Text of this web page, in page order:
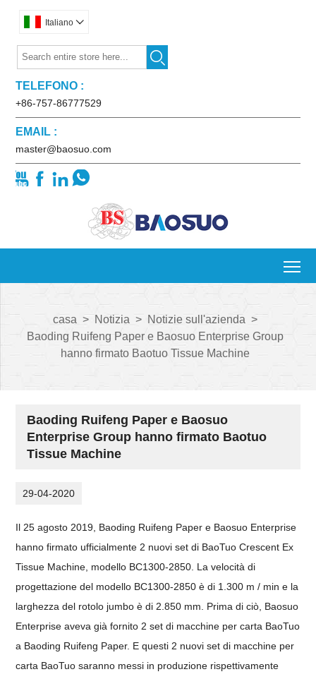
Italiano 

TELEFONO :
+86-757-86777529
EMAIL :
master@baosuo.com
   
casa > Notizia > Notizie sull'azienda >
Baoding Ruifeng Paper e Baosuo Enterprise Group
hanno firmato Baotuo Tissue Machine
Baoding Ruifeng Paper e Baosuo
Enterprise Group hanno firmato Baotuo
Tissue Machine
29-04-2020
Il 25 agosto 2019, Baoding Ruifeng Paper e Baosuo Enterprise
hanno firmato ufficialmente 2 nuovi set di BaoTuo Crescent Ex
Tissue Machine, modello BC1300-2850. La velocità di
progettazione del modello BC1300-2850 è di 1.300 m / min e la
larghezza del rotolo jumbo è di 2.850 mm. Prima di ciò, Baosuo
Enterprise aveva già fornito 2 set di macchine per carta BaoTuo
a Baoding Ruifeng Paper. E questi 2 nuovi set di macchine per
carta BaoTuo saranno messi in produzione rispettivamente